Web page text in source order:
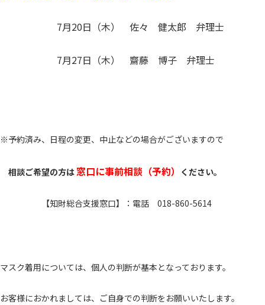
7月20日（木） 佐々 健太郎 弁理士
7月27日（木） 齋藤 博子 弁理士
※予約済み、日程の変更、中止などの場合がございますので
相談ご希望の方は窓口に事前相談（予約） ください。
【知財総合支援窓口】：電話 018-860-5614
マスク着用については、個人の判断が基本となっております。
お客様におかれましては、ご自身での判断をお願いいたします。